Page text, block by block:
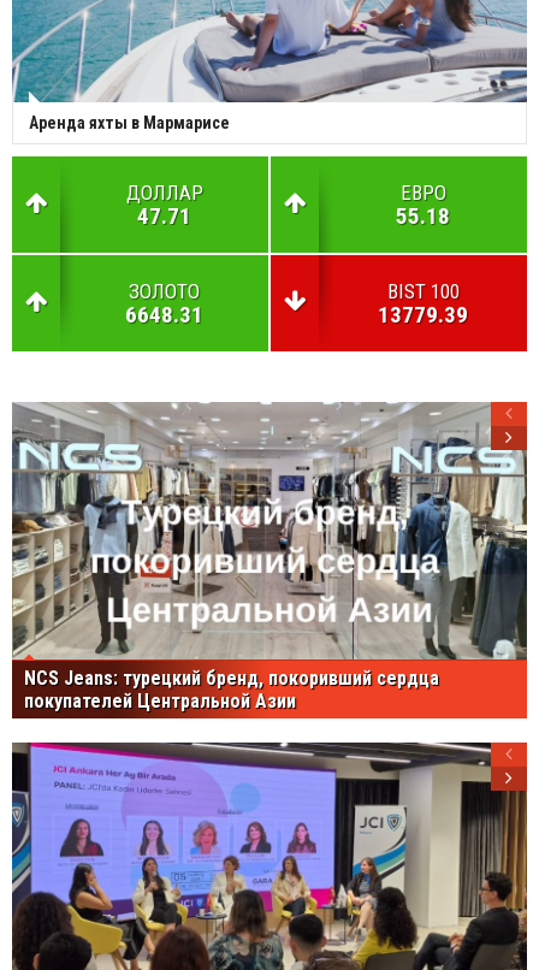
Аренда яхты в Мармарисе
ДОЛЛАР
47.71
ЕВРО
55.18
ЗОЛОТО
6648.31
BIST 100
13779.39
NCS Jeans: турецкий бренд, покоривший сердца
покупателей Центральной Азии